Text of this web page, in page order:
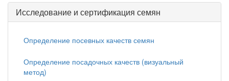
Исследование и сертификация семян
Определение посевных качеств семян
Определение посадочных качеств (визуальный
метод)